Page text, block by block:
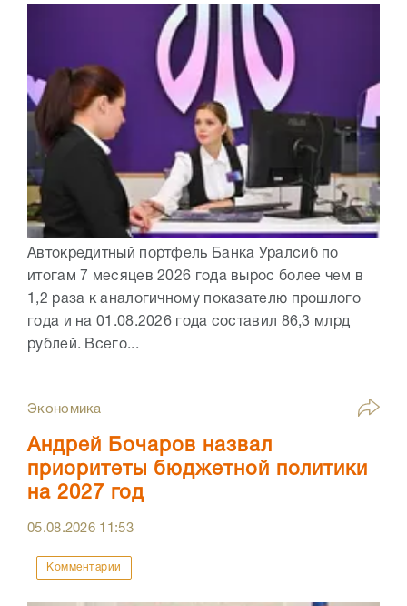
Автокредитный портфель Банка Уралсиб по
итогам 7 месяцев 2026 года вырос более чем в
1,2 раза к аналогичному показателю прошлого
года и на 01.08.2026 года составил 86,3 млрд
рублей. Всего...
Экономика
Андрей Бочаров назвал
приоритеты бюджетной политики
на 2027 год
05.08.2026 11:53
Комментарии